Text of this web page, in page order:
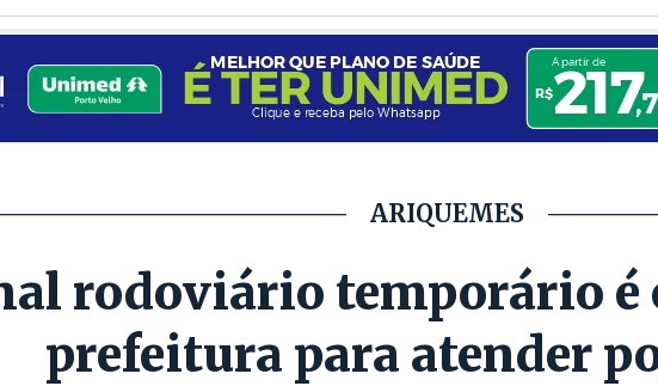
ARIQUEMES
rodoviário temporário é
prefeitura para atender